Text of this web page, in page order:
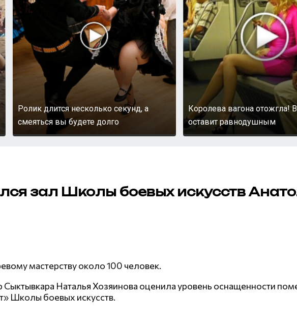
Ролик длится несколько секунд, а
смеяться вы будете долго
Королева вагона отожгла!
оставит равнодушным
зал Школы боевых искусств
мастерству около 100 человек.
Наталья Хозяинова оценила уровень оснащенности
Школы боевых искусств.